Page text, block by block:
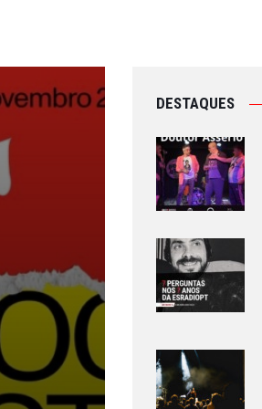
DESTAQUES